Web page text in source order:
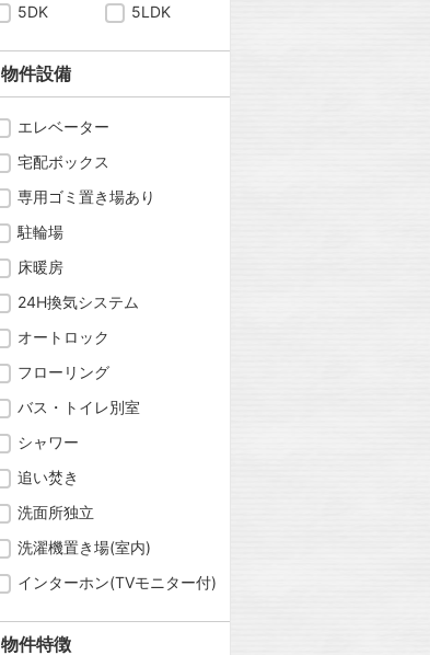
5DK
5LDK
物件設備
エレベーター
宅配ボックス
専用ゴミ置き場あり
駐輪場
床暖房
24H換気システム
オートロック
フローリング
バス・トイレ別室
シャワー
追い焚き
洗面所独立
洗濯機置き場(室内)
インターホン(TVモニター付)
物件特徴